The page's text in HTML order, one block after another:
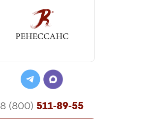
8 (800) 511-89-55